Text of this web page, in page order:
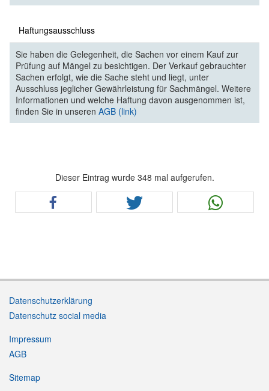
Haftungsausschluss
Sie haben die Gelegenheit, die Sachen vor einem Kauf zur
Prüfung auf Mängel zu besichtigen. Der Verkauf gebrauchter
Sachen erfolgt, wie die Sache steht und liegt, unter
Ausschluss jeglicher Gewährleistung für Sachmängel. Weitere
Informationen und welche Haftung davon ausgenommen ist,
finden Sie in unseren AGB (link)
Dieser Eintrag wurde 348 mal aufgerufen.
Datenschutzerklärung
Datenschutz social media
Impressum
AGB
Sitemap